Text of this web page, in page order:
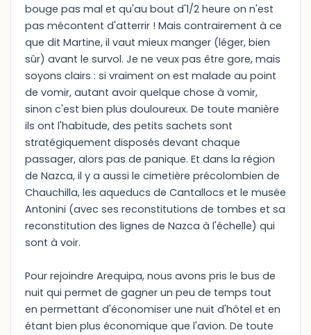
bouge pas mal et qu'au bout d'1/2 heure on n'est
pas mécontent d'atterrir ! Mais contrairement à ce
que dit Martine, il vaut mieux manger (léger, bien
sûr) avant le survol. Je ne veux pas être gore, mais
soyons clairs : si vraiment on est malade au point
de vomir, autant avoir quelque chose à vomir,
sinon c'est bien plus douloureux. De toute manière
ils ont l'habitude, des petits sachets sont
stratégiquement disposés devant chaque
passager, alors pas de panique. Et dans la région
de Nazca, il y a aussi le cimetière précolombien de
Chauchilla, les aqueducs de Cantallocs et le musée
Antonini (avec ses reconstitutions de tombes et sa
reconstitution des lignes de Nazca à l'échelle) qui
sont à voir.
Pour rejoindre Arequipa, nous avons pris le bus de
nuit qui permet de gagner un peu de temps tout
en permettant d'économiser une nuit d'hôtel et en
étant bien plus économique que l'avion. De toute